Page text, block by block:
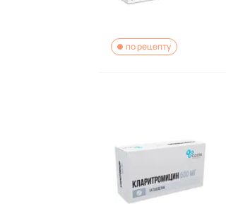
по рецепту